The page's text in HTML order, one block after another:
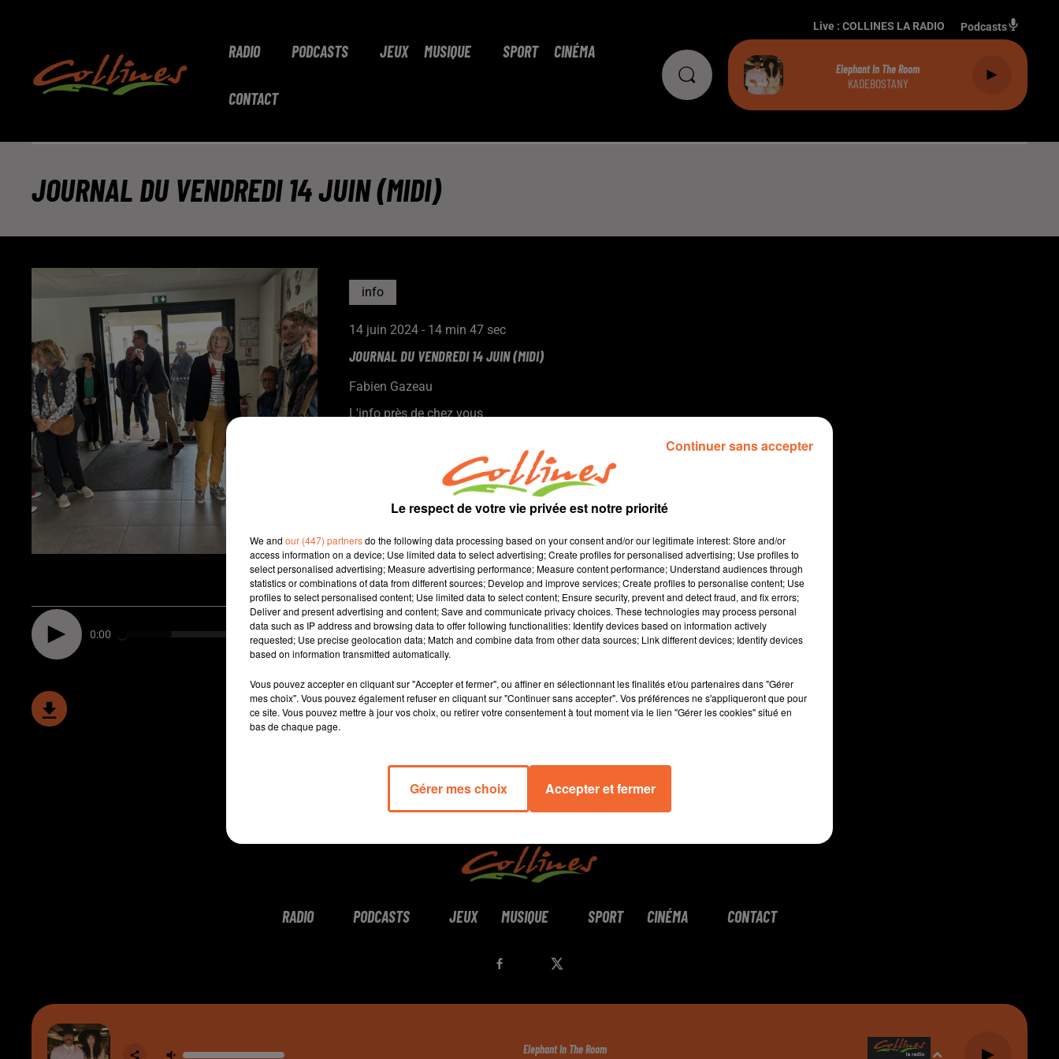
RADIO PODCASTS JEUX MUSIQUE SPORT CINÉMA
CONTACT
Live : COLLINES LA RADIO Podcasts
Elephant In The Room
KADEBOSTANY
JOURNAL DU VENDREDI 14 JUIN (MIDI)
info
14 juin 2024 - 14 min 47 sec
JOURNAL DU VENDREDI 14 JUIN (MIDI)
Fabien Gazeau
L'info près de chez vous
- La Journée mondiale des donneurs de sang aujourd'hui
- Le Cap Métiers Tour Nouvelle-Aquitaine fait étape cette
semaine à la Cité scolaire de Bressuire
- A Combrand, un espace de vie intergénérationnelle a fait ses
preuves depuis près de 10 ans
- Daniel Guignard présidera ce soir à Fenioux sa dernière
assemblée générale après 8 ans à la tête du district
- Le club de foot de Genneton fête ses 50 ans...
0:00 14 min 47 sec
RADIO PODCASTS JEUX MUSIQUE SPORT CINÉMA CONTACT
Elephant In The Room
Le respect de votre vie privée est notre priorité
We and our (447) partnersdo the following data processing based on your consent and/or our legitimate interest: Store and/or
access information on a device; Use limited data to select advertising; Create profiles for personalised advertising; Use profiles to
select personalised advertising; Measure advertising performance; Measure content performance; Understand audiences through
statistics or combinations of data from different sources; Develop and improve services; Create profiles to personalise content; Use
profiles to select personalised content; Use limited data to select content; Ensure security, prevent and detect fraud, and fix errors;
Deliver and present advertising and content; Save and communicate privacy choices. These technologies may process personal
data such as IP address and browsing data to offer following functionalities: Identify devices based on information actively
requested; Use precise geolocation data; Match and combine data from other data sources; Link different devices; Identify devices
based on information transmitted automatically.
Vous pouvez accepter en cliquant sur "Accepter et fermer", ou affiner en sélectionnant les finalités et/ou partenaires dans "Gérer
mes choix". Vous pouvez également refuser en cliquant sur "Continuer sans accepter". Vos préférences ne s'appliqueront que pour
ce site. Vous pouvez mettre à jour vos choix, ou retirer votre consentement à tout moment via le lien "Gérer les cookies" situé en
bas de chaque page.
Gérer mes choix Accepter et fermer
Continuer sans accepter